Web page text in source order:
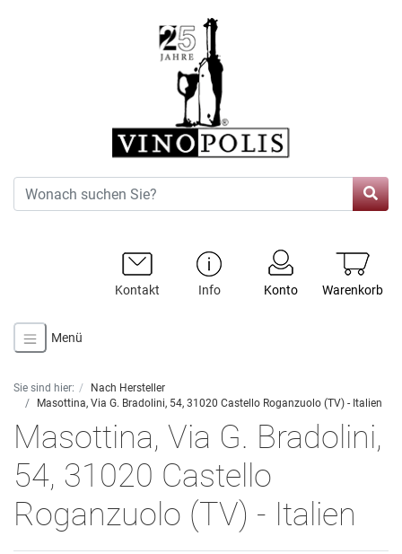
Warenkorb
Konto
Info
Kontakt
Menü
Sie sind hier:
Nach Hersteller
Masottina, Via G. Bradolini, 54, 31020 Castello Roganzuolo (TV) - Italien
Masottina, Via G. Bradolini,
54, 31020 Castello
Roganzuolo (TV) - Italien